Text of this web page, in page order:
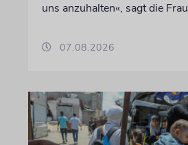
uns anzuhalten«, sagt die Frau
07.08.2026